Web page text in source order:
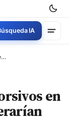
IA
Cifras de secuestros extorsivos en Norte de Santander superarían los registros oficiales
en